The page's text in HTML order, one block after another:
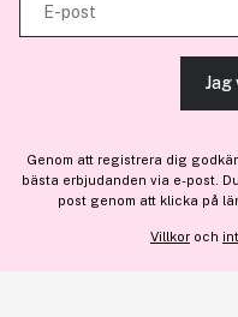
tjänster.
TILLÅT
Brandsdal
För personlig vägledning
här.
E-post
Jag
Genom att registrera dig
bästa erbjudanden via e-post.
post genom att klicka på
Villkor och